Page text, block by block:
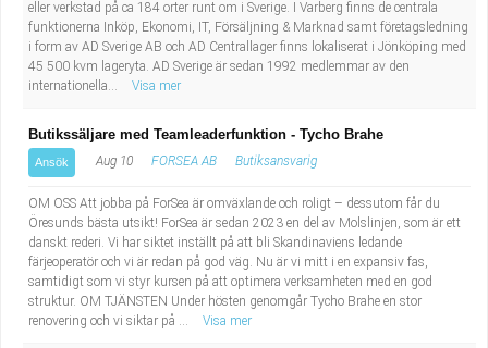
eller verkstad på ca 184 orter runt om i Sverige. I Varberg finns de centrala
funktionerna Inköp, Ekonomi, IT, Försäljning & Marknad samt företagsledning
i form av AD Sverige AB och AD Centrallager finns lokaliserat i Jönköping med
45 500 kvm lageryta. AD Sverige är sedan 1992 medlemmar av den
internationella...
Visa mer
Butikssäljare med Teamleaderfunktion - Tycho Brahe
Ansök Aug 10 FORSEA AB Butiksansvarig
OM OSS Att jobba på ForSea är omväxlande och roligt – dessutom får du
Öresunds bästa utsikt! ForSea är sedan 2023 en del av Molslinjen, som är ett
danskt rederi. Vi har siktet inställt på att bli Skandinaviens ledande
färjeoperatör och vi är redan på god väg. Nu är vi mitt i en expansiv fas,
samtidigt som vi styr kursen på att optimera verksamheten med en god
struktur. OM TJÄNSTEN Under hösten genomgår Tycho Brahe en stor
renovering och vi siktar på ...
Visa mer